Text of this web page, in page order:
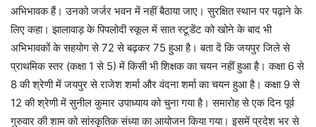
अभिभावक हैं। उनको जर्जर भवन में नहीं बैठाया जाए। सुरक्षित स्थान पर पढ़ाने के
लिए कहा। झालावाड़ के पिपलोदी स्कूल में सात स्टूडेंट को खोने के बाद भी
अभिभावकों के सहयोग से 72 से बढ़कर 75 हुआ है। बता दें कि जयपुर जिले से
प्राथमिक स्तर (कक्षा 1 से 5) में किसी भी शिक्षक का चयन नहीं हुआ है। कक्षा 6 से
8 की श्रेणी में जयपुर से राजेश शर्मा और वंदना शर्मा का चयन हुआ है। कक्षा 9 से
12 की श्रेणी में सुनील कुमार उपाध्याय को चुना गया है। समारोह से एक दिन पूर्व
गुरुवार की शाम को सांस्कृतिक संध्या का आयोजन किया गया। इसमें प्रदेश भर से